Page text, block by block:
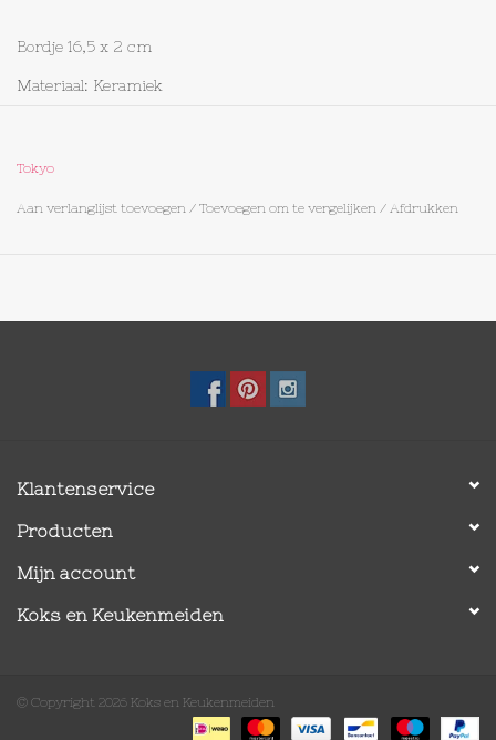
Bordje 16,5 x 2 cm
Materiaal: Keramiek
Tokyo
Aan verlanglijst toevoegen / Toevoegen om te vergelijken / Afdrukken
Klantenservice
Producten
Mijn account
Koks en Keukenmeiden
© Copyright 2026 Koks en Keukenmeiden